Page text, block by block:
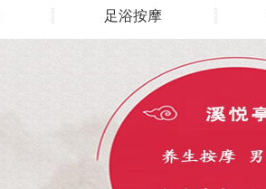
足浴按摩